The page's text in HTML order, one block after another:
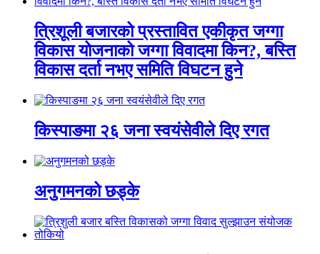
त्रिशूली बजारको प्रस्तावित एकीकृत जग्गा
विकास योजनाको जग्गा विवादमा किन?, बस्ति
विकास दर्ता नभए समिति विघटन हुने
किस्पाङमा २६ जना स्वयंसेवीले दिए रगत
अनुगमनको छड्के